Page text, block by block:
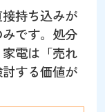
持ち込みが
です。処分
電は「売れ
する価値が